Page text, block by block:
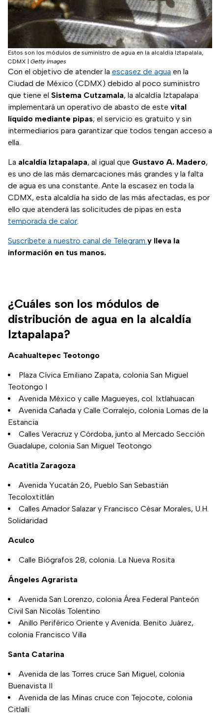
Estos son los módulos de suministro de agua en la alcaldía Iztapalala,
CDMX
Getty Images
Con el objetivo de atender la escasez de agua en la
Ciudad de México (CDMX) debido al poco suministro
que tiene el Sistema Cutzamala, la alcaldía Iztapalapa
implementará un operativo de abasto de este vital
líquido mediante pipas; el servicio es gratuito y sin
intermediarios para garantizar que todos tengan acceso a
ella.
La alcaldía Iztapalapa, al igual que Gustavo A. Madero,
es uno de las más demarcaciones más grandes y la falta
de agua es una constante. Ante la escasez en toda la
CDMX, esta alcaldía ha sido de las más afectadas, es por
ello que atenderá las solicitudes de pipas en esta
temporada de calor.
Suscríbete a nuestro canal de Telegram y lleva la
información en tus manos.
¿Cuáles son los módulos de
distribución de agua en la alcaldía
Iztapalapa?
Acahualtepec Teotongo
Plaza Cívica Emiliano Zapata, colonia San Miguel
Teotongo I
Avenida México y calle Magueyes, col. Ixtlahuacan
Avenida Cañada y Calle Corralejo, colonia Lomas de la
Estancia
Calles Veracruz y Córdoba, junto al Mercado Sección
Guadalupe, colonia San Miguel Teotongo
Acatitla Zaragoza
Avenida Yucatán 26, Pueblo San Sebastián
Tecoloxtitlán
Calles Amador Salazar y Francisco César Morales, U.H.
Solidaridad
Aculco
Calle Biógrafos 28, colonia. La Nueva Rosita
Ángeles Agrarista
Avenida San Lorenzo, colonia Área Federal Panteón
Civil San Nicolás Tolentino
Anillo Periférico Oriente y Avenida. Benito Juárez,
colonia Francisco Villa
Santa Catarina
Avenida de las Torres cruce San Miguel, colonia
Buenavista II
Avenida de las Minas cruce con Tejocote, colonia
Citlalli